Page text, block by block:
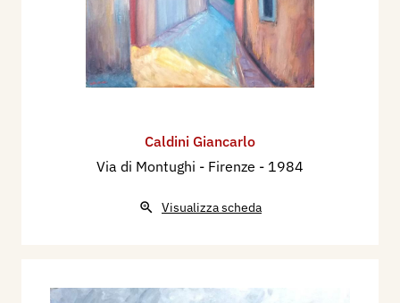
Caldini Giancarlo
Via di Montughi - Firenze - 1984
Visualizza scheda